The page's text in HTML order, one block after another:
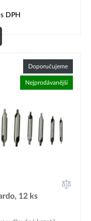
s DPH
Doporučujeme
Nejprodávanější
12 ks